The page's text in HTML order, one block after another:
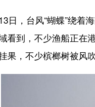
，台风“蝴蝶”绕着海
看到，不少渔船正在
果，不少槟榔树被风